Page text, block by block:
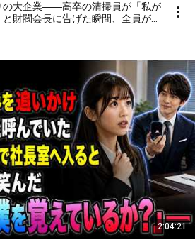
の大企業――高卒の清掃員が「私が
財閥会長に告げた瞬間、全員が嘲
後、その場は静まり返った。#動
物語 #家族の物語
2:04:21